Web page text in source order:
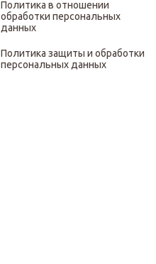
Политика в отношении
обработки персональных
данных
Политика защиты и обработки
персональных данных